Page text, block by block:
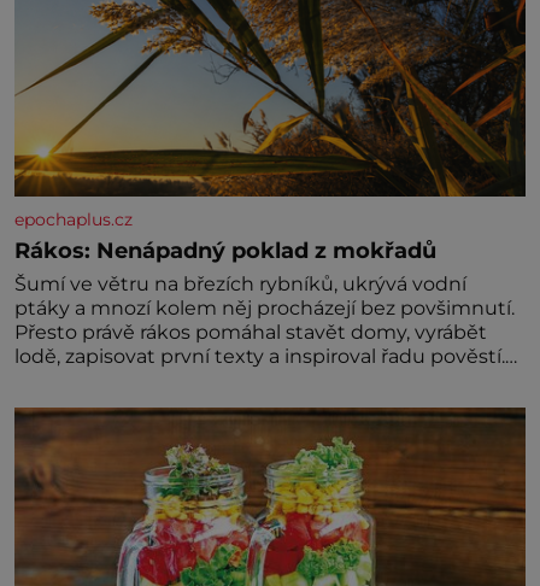
epochaplus.cz
Rákos: Nenápadný poklad z mokřadů
Šumí ve větru na březích rybníků, ukrývá vodní
ptáky a mnozí kolem něj procházejí bez povšimnutí.
Přesto právě rákos pomáhal stavět domy, vyrábět
lodě, zapisovat první texty a inspiroval řadu pověstí.
už tisíce let. Většina lidí vnímá rákos jen jako
obyčejnou kulisu letního koupání. Stačí se však
podívat